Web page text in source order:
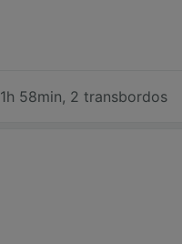
1h 58min, 2 transbordos